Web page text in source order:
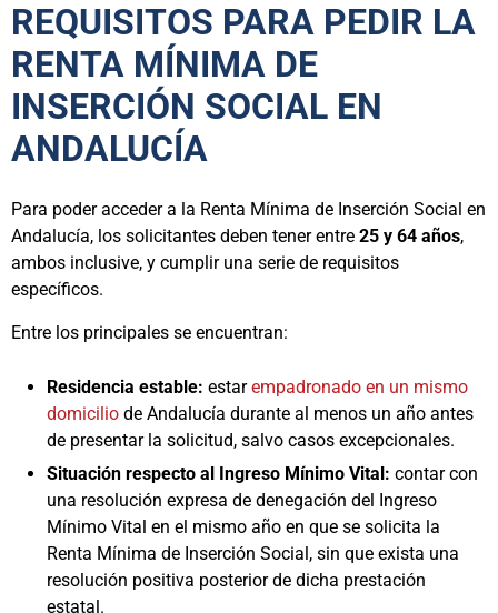
REQUISITOS PARA PEDIR LA
RENTA MÍNIMA DE
INSERCIÓN SOCIAL EN
ANDALUCÍA
Para poder acceder a la Renta Mínima de Inserción Social en
Andalucía, los solicitantes deben tener entre 25 y 64 años,
ambos inclusive, y cumplir una serie de requisitos
específicos.
Entre los principales se encuentran:
Residencia estable: estarempadronado en un mismo
domicilio de Andalucía durante al menos un año antes
de presentar la solicitud, salvo casos excepcionales.
Situación respecto al Ingreso Mínimo Vital: contar con
una resolución expresa de denegación del Ingreso
Mínimo Vital en el mismo año en que se solicita la
Renta Mínima de Inserción Social, sin que exista una
resolución positiva posterior de dicha prestación
estatal.